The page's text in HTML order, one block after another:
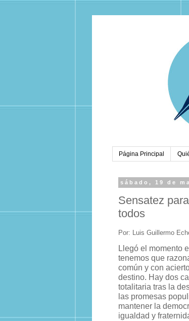
Página Principal
sábado, 19 de
Sensatez
todos
Por: Luis Guillermo
Llegó el momento
tenemos que
común y con
destino. Hay dos
totalitaria tras la
las promesas
mantener la
igualdad y